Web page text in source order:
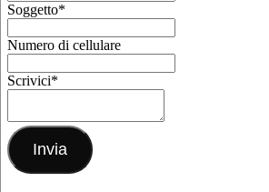
Soggetto*
Numero di cellulare
Scrivici*
Invia